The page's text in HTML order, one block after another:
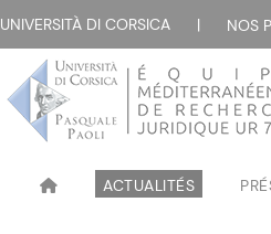
UNIVERSITÀ DI CORSICA | NOS
ACTUALITÉS